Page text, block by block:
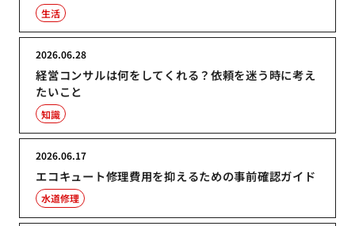
生活
経営コンサルは何をしてくれる？依頼を迷う時に考え
たいこと
2026.06.28
知識
エコキュート修理費用を抑えるための事前確認ガイド
2026.06.17
水道修理